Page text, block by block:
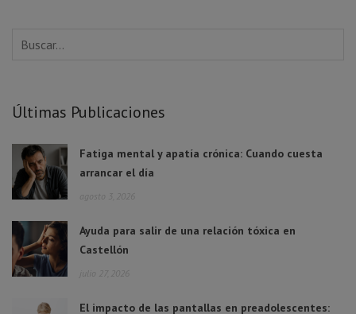
Últimas Publicaciones
Fatiga mental y apatía crónica: Cuando cuesta
arrancar el día
agosto 3, 2026
Ayuda para salir de una relación tóxica en
Castellón
julio 27, 2026
El impacto de las pantallas en preadolescentes: